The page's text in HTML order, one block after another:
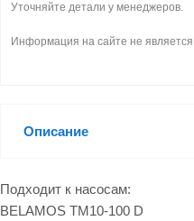
Уточняйте детали у менеджеров.
Информация на сайте не
Описание
Подходит к насосам:
BELAMOS ТМ10-100 D